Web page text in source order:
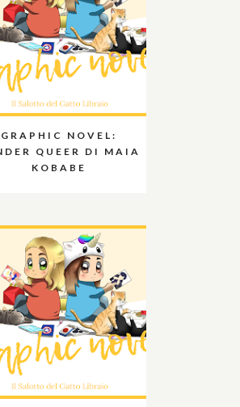
GRAPHIC NOVEL:
QUEER DI MAIA
KOBABE